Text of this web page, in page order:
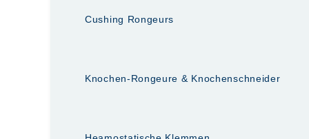
Cushing Rongeurs
Knochen-Rongeure & Knochenschneider